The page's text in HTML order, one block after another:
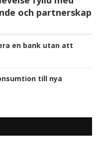
och partnerskap
en bank utan att
till nya